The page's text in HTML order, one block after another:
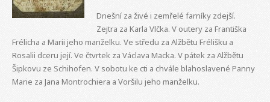
Dnešní za živé i zemřelé farníky zdejší.
Zejtra za Karla Vlčka. V outery za Františka
Frélicha a Marii jeho manželku. Ve středu za Alžbětu Frélišku a
Rosalii dceru její. Ve čtvrtek za Václava Macka. V pátek za Alžbětu
Šipkovu ze Schihofen. V sobotu ke cti a chvále blahoslavené Panny
Marie za Jana Montrochiera a Voršilu jeho manželku.